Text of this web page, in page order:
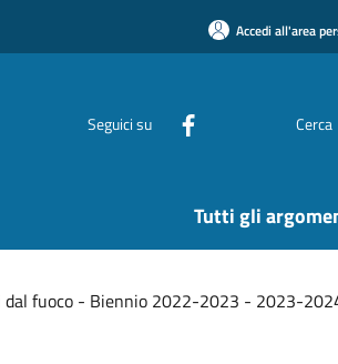
Accedi all'area
Seguici su Cerca
Tutti gli
dal fuoco - Biennio 2022-2023 - 2023-